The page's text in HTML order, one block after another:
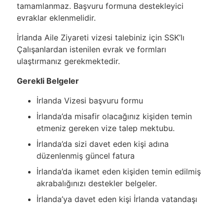
tamamlanmaz. Başvuru formuna destekleyici
evraklar eklenmelidir.
İrlanda Aile Ziyareti vizesi talebiniz için SSK’lı
Çalışanlardan istenilen evrak ve formları
ulaştırmanız gerekmektedir.
Gerekli Belgeler
İrlanda Vizesi başvuru formu
İrlanda’da misafir olacağınız kişiden temin
etmeniz gereken vize talep mektubu.
İrlanda’da sizi davet eden kişi adına
düzenlenmiş güncel fatura
İrlanda’da ikamet eden kişiden temin edilmiş
akrabalığınızı destekler belgeler.
İrlanda’ya davet eden kişi İrlanda vatandaşı